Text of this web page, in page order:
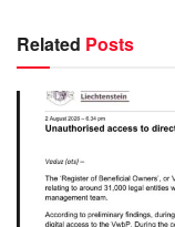
Related Posts